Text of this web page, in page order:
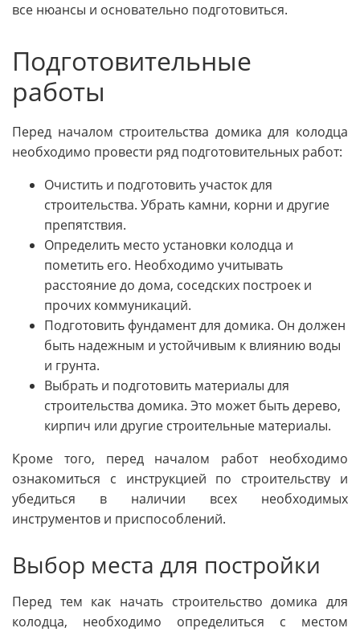
все нюансы и основательно подготовиться.
Подготовительные
работы
Перед началом строительства домика для колодца
необходимо провести ряд подготовительных работ:
Очистить и подготовить участок для
строительства. Убрать камни, корни и другие
препятствия.
Определить место установки колодца и
пометить его. Необходимо учитывать
расстояние до дома, соседских построек и
прочих коммуникаций.
Подготовить фундамент для домика. Он должен
быть надежным и устойчивым к влиянию воды
и грунта.
Выбрать и подготовить материалы для
строительства домика. Это может быть дерево,
кирпич или другие строительные материалы.
Кроме того, перед началом работ необходимо
ознакомиться с инструкцией по строительству и
убедиться в наличии всех необходимых
инструментов и приспособлений.
Выбор места для постройки
Перед тем как начать строительство домика для
колодца, необходимо определиться с местом